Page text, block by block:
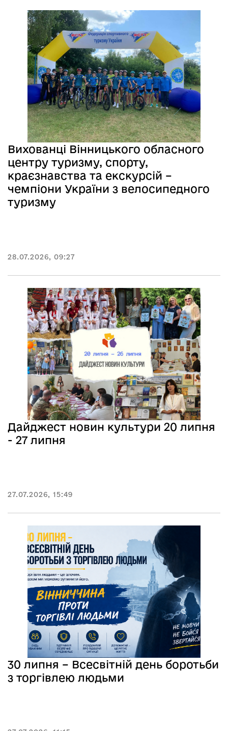
Вихованці Вінницького обласного
центру туризму, спорту,
краєзнавства та екскурсій –
чемпіони України з велосипедного
туризму
28.07.2026, 09:27
Дайджест новин культури 20 липня
- 27 липня
27.07.2026, 15:49
30 липня – Всесвітній день боротьби
з торгівлею людьми